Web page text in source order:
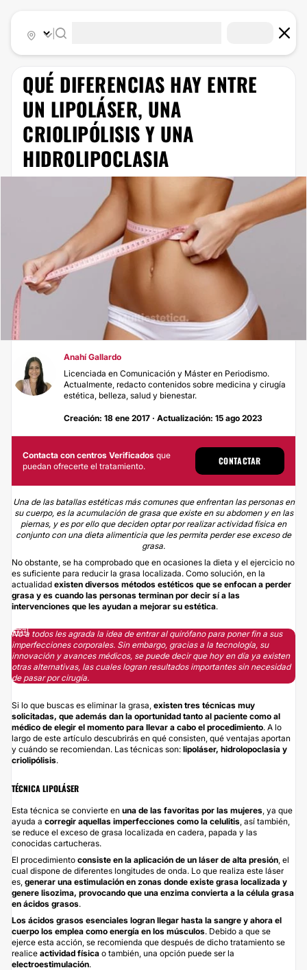
​QUÉ DIFERENCIAS HAY ENTRE
UN LIPOLÁSER, UNA
CRIOLIPÓLISIS Y UNA
HIDROLIPOCLASIA
Anahí Gallardo
Licenciada en Comunicación y Máster en Periodismo.
Actualmente, redacto contenidos sobre medicina y cirugía
estética, belleza, salud y bienestar.
Creación: 18 ene 2017 · Actualización: 15 ago 2023
Contacta con centros Verificados que
puedan ofrecerte el tratamiento.
CONTACTAR
Una de las batallas estéticas más comunes que enfrentan las personas en
su cuerpo, es la acumulación de grasa que existe en su abdomen y en las
piernas, y es por ello que deciden optar por realizar actividad física en
conjunto con una dieta alimenticia que les permita perder ese exceso de
grasa.
No obstante, se ha comprobado que en ocasiones la dieta y el ejercicio no
es suficiente para reducir la grasa localizada. Como solución, en la
actualidad existen diversos métodos estéticos que se enfocan a perder
grasa y es cuando las personas terminan por decir sí a las
intervenciones que les ayudan a mejorar su estética.
No a todos les agrada la idea de entrar al quirófano para poner fin a sus
imperfecciones corporales. Sin embargo, gracias a la tecnología, su
innovación y avances médicos, se puede decir que hoy en día ya existen
otras alternativas, las cuales logran resultados importantes sin necesidad
de pasar por cirugía.
Si lo que buscas es eliminar la grasa, existen tres técnicas muy
solicitadas, que además dan la oportunidad tanto al paciente como al
médico de elegir el momento para llevar a cabo el procedimiento. A lo
largo de este artículo descubrirás en qué consisten, qué ventajas aportan
y cuándo se recomiendan. Las técnicas son: lipoláser, hidrolopoclasia y
criolipólisis.
TÉCNICA LIPOLÁSER
Esta técnica se convierte en una de las favoritas por las mujeres , ya que
ayuda a corregir aquellas imperfecciones como la celulitis , así también,
se reduce el exceso de grasa localizada en cadera, papada y las
conocidas cartucheras.
El procedimiento consiste en la aplicación de un láser de alta presión , el
cual dispone de diferentes longitudes de onda. Lo que realiza este láser
es, generar una estimulación en zonas donde existe grasa localizada y
genere lisozima, provocando que una enzima convierta a la célula grasa
en ácidos grasos.
Los ácidos grasos esenciales logran llegar hasta la sangre y ahora el
cuerpo los emplea como energía en los músculos. Debido a que se
ejerce esta acción, se recomienda que después de dicho tratamiento se
realice actividad física o también, una opción puede ser la
electroestimulación.